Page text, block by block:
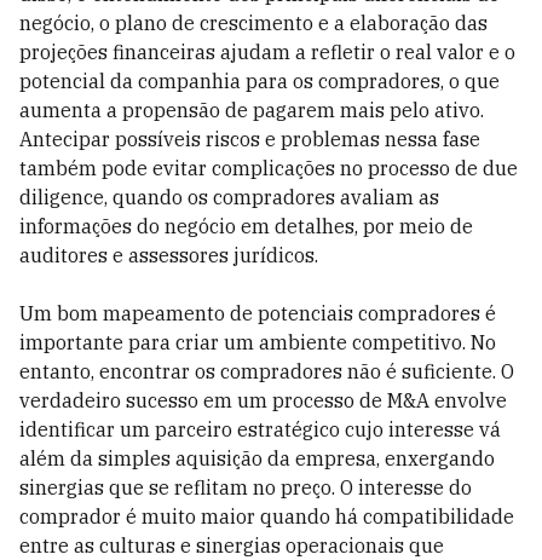
negócio, o plano de crescimento e a elaboração das
projeções financeiras ajudam a refletir o real valor e o
potencial da companhia para os compradores, o que
aumenta a propensão de pagarem mais pelo ativo.
Antecipar possíveis riscos e problemas nessa fase
também pode evitar complicações no processo de due
diligence, quando os compradores avaliam as
informações do negócio em detalhes, por meio de
auditores e assessores jurídicos.
Um bom mapeamento de potenciais compradores é
importante para criar um ambiente competitivo. No
entanto, encontrar os compradores não é suficiente. O
verdadeiro sucesso em um processo de M&A envolve
identificar um parceiro estratégico cujo interesse vá
além da simples aquisição da empresa, enxergando
sinergias que se reflitam no preço. O interesse do
comprador é muito maior quando há compatibilidade
entre as culturas e sinergias operacionais que